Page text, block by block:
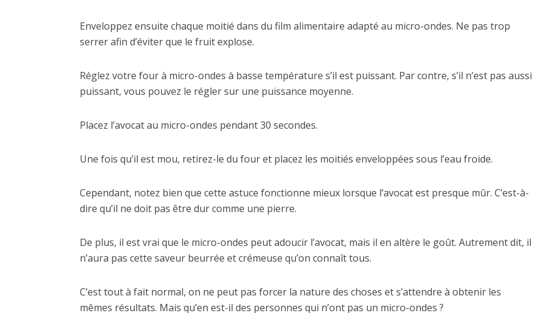
Enveloppez ensuite chaque moitié dans du film alimentaire adapté au micro-ondes. Ne pas trop
serrer afin d’éviter que le fruit explose.
Réglez votre four à micro-ondes à basse température s’il est puissant. Par contre, s’il n’est pas aussi
puissant, vous pouvez le régler sur une puissance moyenne.
Placez l’avocat au micro-ondes pendant 30 secondes.
Une fois qu’il est mou, retirez-le du four et placez les moitiés enveloppées sous l’eau froide.
Cependant, notez bien que cette astuce fonctionne mieux lorsque l’avocat est presque mûr. C’est-à-
dire qu’il ne doit pas être dur comme une pierre.
De plus, il est vrai que le micro-ondes peut adoucir l’avocat, mais il en altère le goût. Autrement dit, il
n’aura pas cette saveur beurrée et crémeuse qu’on connaît tous.
C’est tout à fait normal, on ne peut pas forcer la nature des choses et s’attendre à obtenir les
mêmes résultats. Mais qu’en est-il des personnes qui n’ont pas un micro-ondes ?